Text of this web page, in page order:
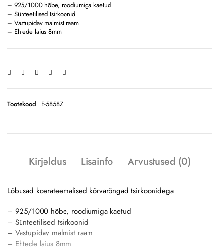
– 925/1000 hõbe, roodiumiga kaetud
– Sünteetilised tsirkoonid
– Vastupidav malmist raam
– Ehtede laius 8mm
Tootekood E-5858Z
Kirjeldus Lisainfo Arvustused (0)
Lõbusad koerateemalised kõrvarõngad tsirkoonidega
– 925/1000 hõbe, roodiumiga kaetud
– Sünteetilised tsirkoonid
– Vastupidav malmist raam
– Ehtede laius 8mm